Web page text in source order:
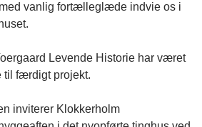
vanlig fortælleglæde indvie os i
Levende Historie har været
til færdigt projekt.
inviterer Klokkerholm